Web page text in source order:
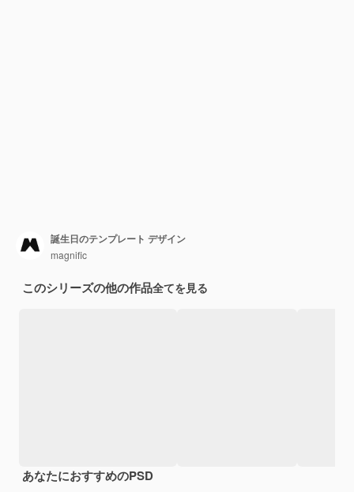
誕生日のテンプレート デザイン
magnific
このシリーズの他の作品全てを見る
あなたにおすすめのPSD